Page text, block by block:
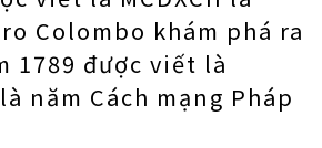
Colombo khám phá ra
1789 được viết là
là năm Cách mạng Pháp